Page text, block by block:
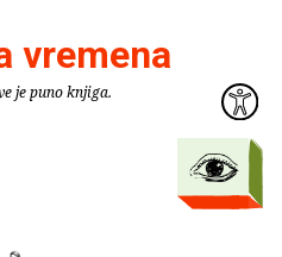
vremena
je puno knjiga.